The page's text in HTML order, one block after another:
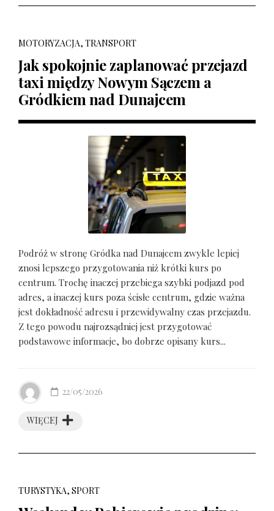
MOTORYZACJA, TRANSPORT
Jak spokojnie zaplanować przejazd
taxi między Nowym Sączem a
Gródkiem nad Dunajcem
Podróż w stronę Gródka nad Dunajcem zwykle lepiej
znosi lepszego przygotowania niż krótki kurs po
centrum. Trochę inaczej przebiega szybki podjazd pod
adres, a inaczej kurs poza ścisłe centrum, gdzie ważna
jest dokładność adresu i przewidywalny czas przejazdu.
Z tego powodu najrozsądniej jest przygotować
podstawowe informacje, bo dobrze opisany kurs...
WIĘCEJ
22/05/2026
TURYSTYKA, SPORT